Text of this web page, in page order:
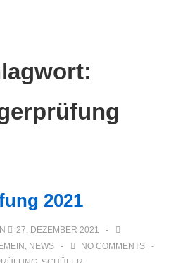
2021
27. DEZEMBER 2021
, NEWS
NO COMMENTS